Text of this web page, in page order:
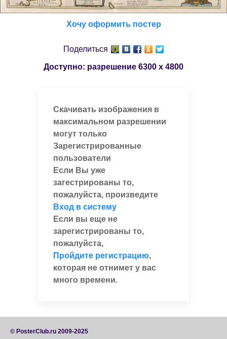
Хочу оформить постер
Поделиться
Доступно: разрешение 6300 x 4800
Скачивать изображения в
максимальном разрешении
могут только
Зарегистрированные
пользователи
Если Вы уже
загестрированы то,
пожалуйста, произведите
Вход в систему
Если вы еще не
зарегистрированы то,
пожалуйста,
Пройдите регистрацию,
которая не отнимет у вас
много времени.
© PosterClub.ru 2009-2025